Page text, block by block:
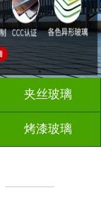
夹丝玻璃
烤漆玻璃